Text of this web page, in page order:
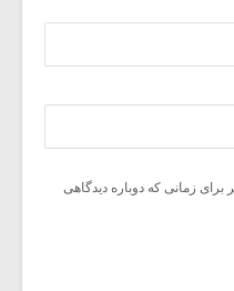
زمانی که دوباره دیدگاهی